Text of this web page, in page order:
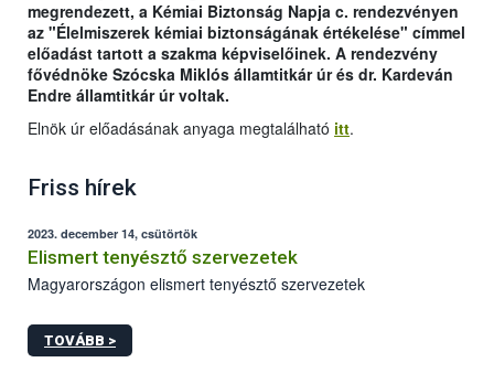
megrendezett, a Kémiai Biztonság Napja c. rendezvényen
az "Élelmiszerek kémiai biztonságának értékelése" címmel
előadást tartott a szakma képviselőinek. A rendezvény
fővédnöke Szócska Miklós államtitkár úr és dr. Kardeván
Endre államtitkár úr voltak.
Elnök úr előadásának anyaga megtalálható itt.
Friss hírek
2023. december 14, csütörtök
Elismert tenyésztő szervezetek
Magyarországon elismert tenyésztő szervezetek
TOVÁBB >